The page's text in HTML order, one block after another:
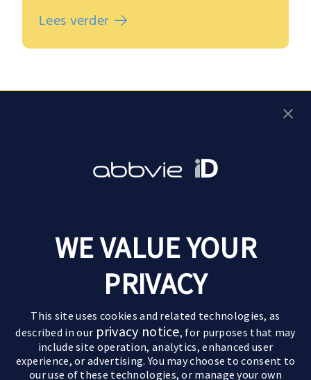
Lees verder
Goede momenten
Leefstijltips
Actief zijn
Relaties
Over parkinson
De ziekte van parkinson
Verloop van de ziekte
Symptomen
Motorische symptomen
Niet-motorische symptomen
Behandelingen
Medicijnen
Geavanceerde behandelingen
Paramedische zorg
Partners & kinderen
Impact op partner en kinderen
Impact op de relatie
Sommige beelden en personages op deze website
zijn AI-gegenereerd of dienen uitsluitend ter
WE VALUE YOUR
PRIVACY
This site uses cookies and related technologies, as
described in our privacy notice, for purposes that may
include site operation, analytics, enhanced user
experience, or advertising. You may choose to consent to
our use of these technologies, or manage your own